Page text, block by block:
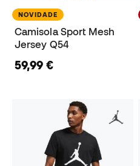
NOVIDADE
Camisola Sport Mesh
Jersey Q54
59,99 €